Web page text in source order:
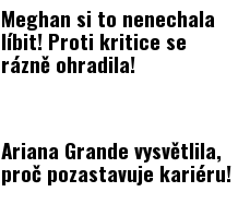
Meghan si to nenechala
líbit! Proti kritice se
rázně ohradila!
Ariana Grande vysvětlila,
proč pozastavuje kariéru!